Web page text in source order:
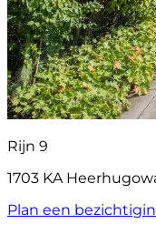
Rijn 9
1703 KA
Plan een